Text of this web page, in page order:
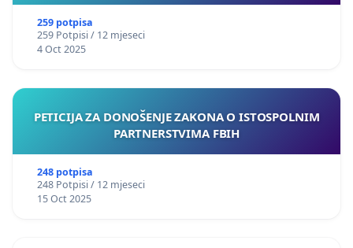
259 potpisa
259 Potpisi / 12 mjeseci
4 Oct 2025
PETICIJA ZA DONOŠENJE ZAKONA O ISTOSPOLNIM
PARTNERSTVIMA FBIH
248 potpisa
248 Potpisi / 12 mjeseci
15 Oct 2025